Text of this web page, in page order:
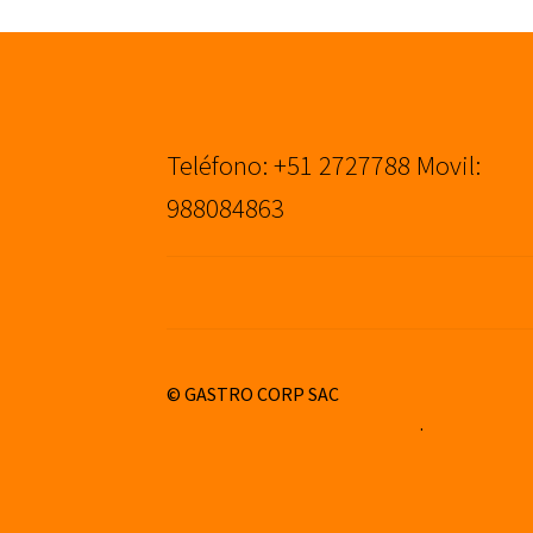
Teléfono: +51 2727788 Movil:
988084863
© GASTRO CORP SAC
Construido con WooCommerce.